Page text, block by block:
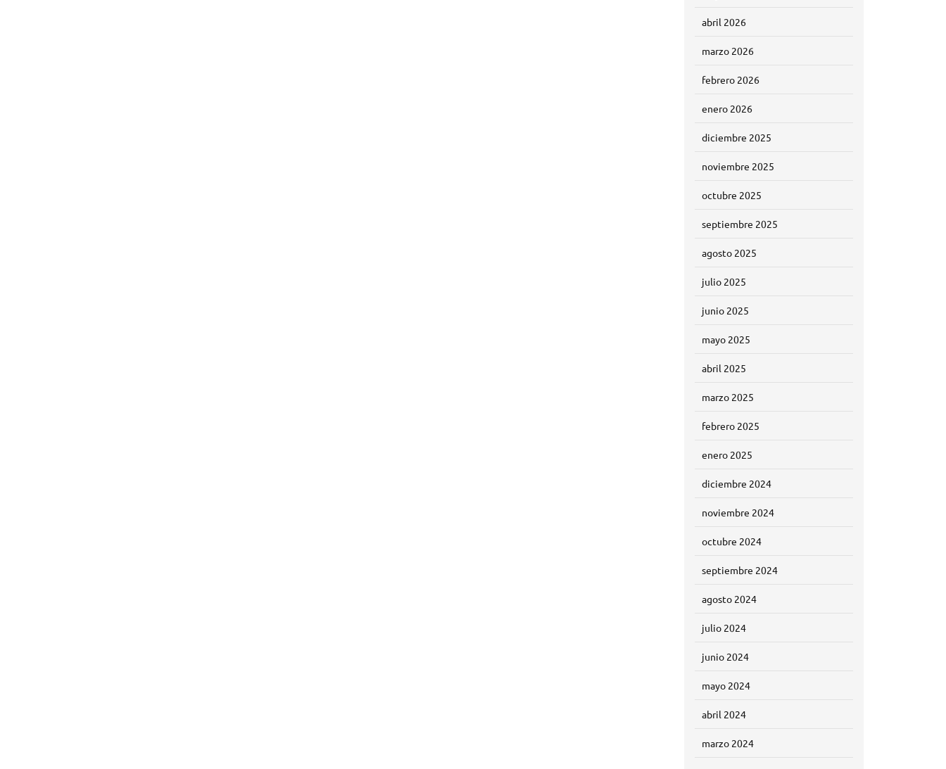
abril 2026
marzo 2026
febrero 2026
enero 2026
diciembre 2025
noviembre 2025
octubre 2025
septiembre 2025
agosto 2025
julio 2025
junio 2025
mayo 2025
abril 2025
marzo 2025
febrero 2025
enero 2025
diciembre 2024
noviembre 2024
octubre 2024
septiembre 2024
agosto 2024
julio 2024
junio 2024
mayo 2024
abril 2024
marzo 2024